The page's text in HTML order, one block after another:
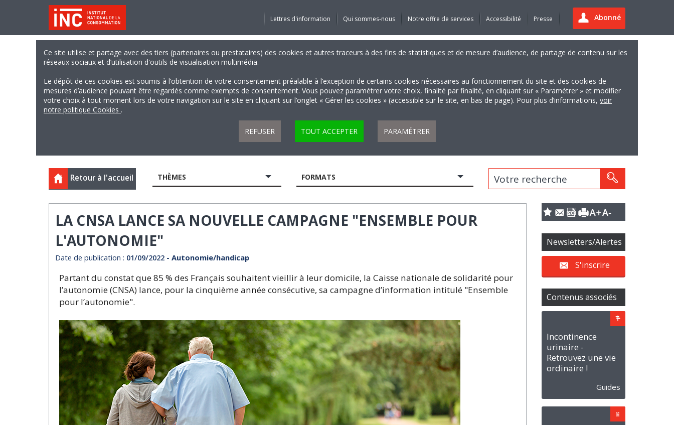
Abonné
Lettres d'information Qui sommes-nous Notre offre de services Accessibilité Presse
Ce site utilise et partage avec des tiers (partenaires ou prestataires) des cookies et autres traceurs à des fins de statistiques et de mesure d’audience, de partage de contenu sur les
réseaux sociaux et d’utilisation d'outils de visualisation multimédia.
Le dépôt de ces cookies est soumis à l’obtention de votre consentement préalable à l’exception de certains cookies nécessaires au fonctionnement du site et des cookies de
mesures d’audience pouvant être regardés comme exempts de consentement. Vous pouvez paramétrer votre choix, finalité par finalité, en cliquant sur « Paramétrer » et modifier
votre choix à tout moment lors de votre navigation sur le site en cliquant sur l’onglet « Gérer les cookies » (accessible sur le site, en bas de page). Pour plus d’informations, voir
notre politique Cookies .
REFUSER TOUT ACCEPTER PARAMÉTRER
Retour à l'accueil THÈMES FORMATS Votre recherche
LA CNSA LANCE SA NOUVELLE CAMPAGNE "ENSEMBLE POUR
L'AUTONOMIE"
Date de publication : 01/09/2022 - Autonomie/handicap
Partant du constat que 85 % des Français souhaitent vieillir à leur domicile, la Caisse nationale de solidarité pour
l’autonomie (CNSA) lance, pour la cinquième année consécutive, sa campagne d’information intitulé "Ensemble
pour l’autonomie".
Newsletters/Alertes
S'inscrire
Contenus associés
Guides
Incontinence
urinaire -
Retrouvez une vie
ordinaire !